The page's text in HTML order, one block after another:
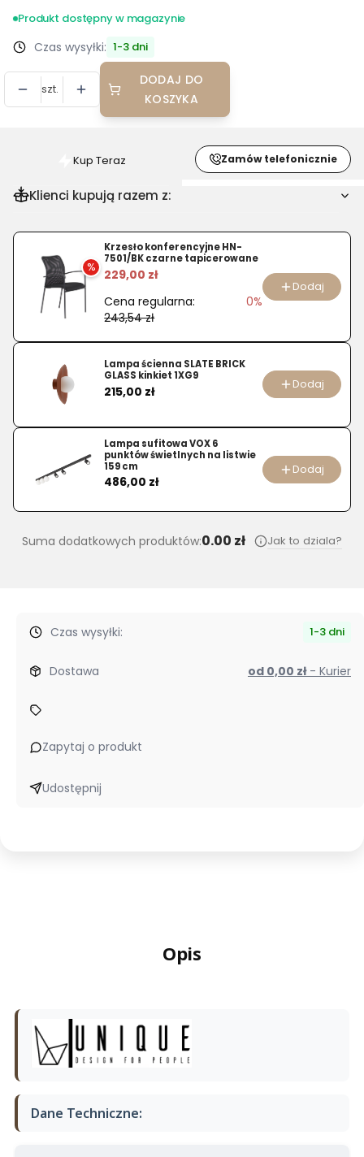
Produkt dostępny w magazynie
Czas wysyłki: 1-3 dni
szt.
DODAJ DO
KOSZYKA
Szybki
zakup
dla
Krzesło
specjalistyczne
Kup Teraz Zamów telefonicznie
Klienci kupują razem z:
%
Krzesło konferencyjne HN-
7501/BK czarne tapicerowane
229,00 zł
Cena regularna:
243,54 zł
0%
Dodaj
Lampa ścienna SLATE BRICK
GLASS kinkiet 1XG9
Cena
215,00 zł Dodaj
Lampa sufitowa VOX 6
punktów świetlnych na listwie
159 cm
Cena
486,00 zł
Dodaj
Suma dodatkowych produktów:0.00 zł Jak to dziala?
Czas wysyłki: 1-3 dni
Dostawa od 0,00 zł - Kurier
Zapytaj o produkt
Udostępnij
Opis
Dane Techniczne: